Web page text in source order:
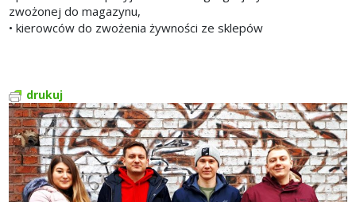
zwożonej do magazynu,
• kierowców do zwożenia żywności ze sklepów
drukuj